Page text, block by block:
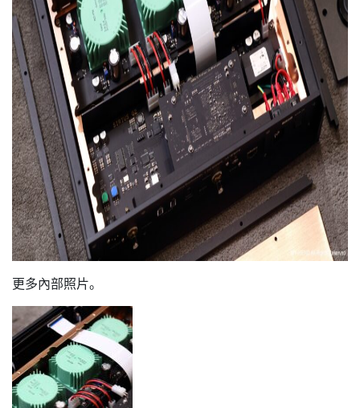
更多內部照片。